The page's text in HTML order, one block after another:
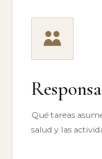
Qué tareas
salud y las